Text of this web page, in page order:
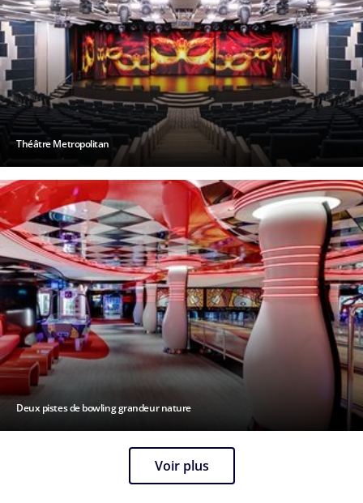
Théâtre Metropolitan
Deux pistes de bowling grandeur nature
Voir plus